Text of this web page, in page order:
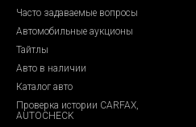
Часто задаваемые вопросы
Автомобильные аукционы
Тайтлы
Авто в наличии
Каталог авто
Проверка истории CARFAX,
AUTOCHECK